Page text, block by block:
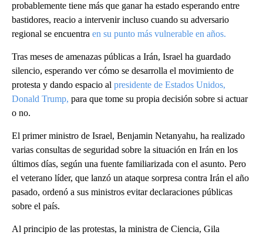
probablemente tiene más que ganar ha estado esperando entre
bastidores, reacio a intervenir incluso cuando su adversario
regional se encuentra en su punto más vulnerable en años.
Tras meses de amenazas públicas a Irán, Israel ha guardado
silencio, esperando ver cómo se desarrolla el movimiento de
protesta y dando espacio al presidente de Estados Unidos,
Donald Trump, para que tome su propia decisión sobre si actuar
o no.
El primer ministro de Israel, Benjamin Netanyahu, ha realizado
varias consultas de seguridad sobre la situación en Irán en los
últimos días, según una fuente familiarizada con el asunto. Pero
el veterano líder, que lanzó un ataque sorpresa contra Irán el año
pasado, ordenó a sus ministros evitar declaraciones públicas
sobre el país.
Al principio de las protestas, la ministra de Ciencia, Gila